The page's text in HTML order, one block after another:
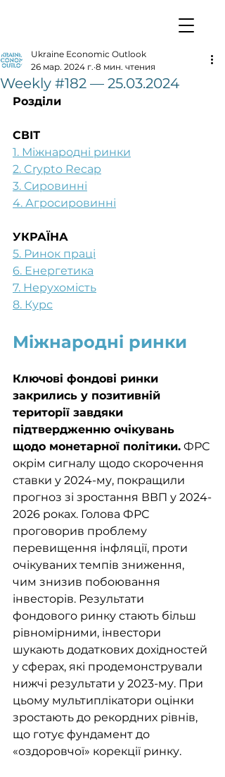
Weekly #182 — 25.03.2024
Ukraine Economic Outlook
26 мар. 2024 г. 8 мин. чтения
Розділи
СВІТ
1. Міжнародні ринки
2. Crypto Recap
3. Сировинні
4. Агросировинні
УКРАЇНА
5. Ринок праці
6. Енергетика
7. Нерухомість
8. Курс
Міжнародні ринки
Ключові фондові ринки
закрились у позитивній
території завдяки
підтвердженню очікувань
щодо монетарної політики. ФРС
окрім сигналу щодо скорочення
ставки у 2024-му, покращили
прогноз зі зростання ВВП у 2024-
2026 роках. Голова ФРС
проговорив проблему
перевищення інфляції, проти
очікуваних темпів зниження,
чим знизив побоювання
інвесторів. Результати
фондового ринку стають більш
рівномірними, інвестори
шукають додаткових дохідностей
у сферах, які продемонстрували
нижчі результати у 2023-му. При
цьому мультиплікатори оцінки
зростають до рекордних рівнів,
що готує фундамент до
«оздоровчої» корекції ринку.